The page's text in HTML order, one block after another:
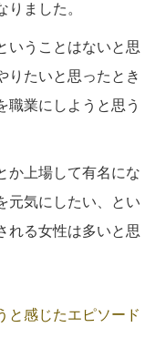
ました。
いうことはないと思
りたいと思ったとき
職業にしようと思う
か上場して有名にな
元気にしたい、とい
れる女性は多いと思
と感じたエピソード